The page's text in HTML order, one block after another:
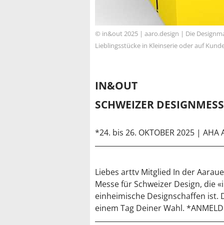
© in&out 2025 | aaro.design | Die
Lieblingsstücke in Kleinserie oder auf
IN&OUT
SCHWEIZER
*24. bis 26. OKTOBER 2025 | AHA
Liebes arttv Mitglied In der
Messe für Schweizer Design, die
einheimische Designschaffen
einem Tag Deiner Wahl.